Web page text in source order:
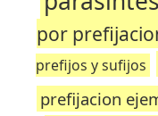
por
prefijos y sufijos
prefijacion